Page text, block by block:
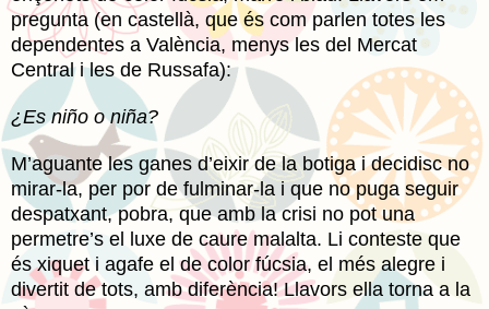
pregunta (en castellà, que és com parlen totes les
dependentes a València, menys les del Mercat
Central i les de Russafa):
¿Es niño o niña?
M’aguante les ganes d’eixir de la botiga i decidisc no
mirar-la, per por de fulminar-la i que no puga seguir
despatxant, pobra, que amb la crisi no pot una
permetre’s el luxe de caure malalta. Li conteste que
és xiquet i agafe el de color fúcsia, el més alegre i
divertit de tots, amb diferència! Llavors ella torna a la